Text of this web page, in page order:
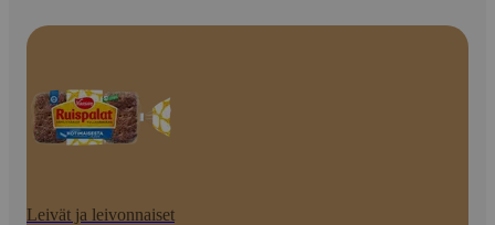
Leivät ja leivonnaiset